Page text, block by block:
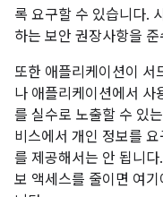
록 요구할 수 있습니다.
하는 보안 권장사항을
또한 애플리케이션이 서
나 애플리케이션에서 사
를 실수로 노출할 수 있
비스에서 개인 정보를
를 제공해서는 안 됩니
보 액세스를 줄이면 여